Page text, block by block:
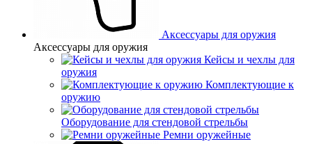
Аксессуары для оружия
Аксессуары для оружия
Кейсы и чехлы для
оружия
Комплектующие к
оружию
Оборудование для стендовой стрельбы
Ремни оружейные